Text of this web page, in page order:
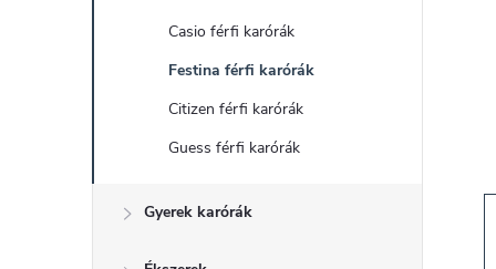
ó
Casio férfi karórák
Festina férfi karórák
Citizen férfi karórák
Guess férfi karórák
Gyerek karórák